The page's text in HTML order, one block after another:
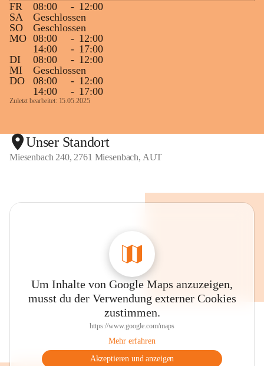
FR
08:00 - 12:00
SA
Geschlossen
SO
Geschlossen
MO 08:00 - 12:00
14:00
- 17:00
DI
08:00 - 12:00
MI
Geschlossen
DO
08:00 - 12:00
14:00
- 17:00
Zuletzt bearbeitet: 15.05.2025
Unser Standort
Miesenbach 240, 2761 Miesenbach, AUT
Um Inhalte von Google Maps anzuzeigen,
musst du der Verwendung externer Cookies
zustimmen.
https://www.google.com/maps
Mehr erfahren
Akzeptieren und anzeigen